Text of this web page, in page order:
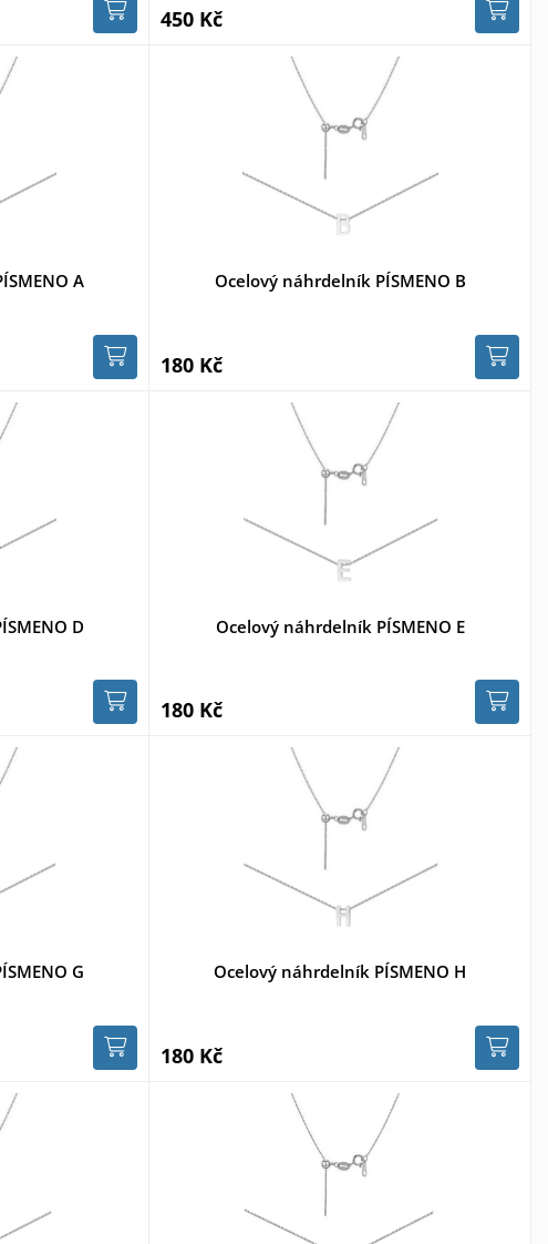
450 Kč
A Ocelový náhrdelník PÍSMENO B
180 Kč
D Ocelový náhrdelník PÍSMENO E
180 Kč
G Ocelový náhrdelník PÍSMENO H
180 Kč